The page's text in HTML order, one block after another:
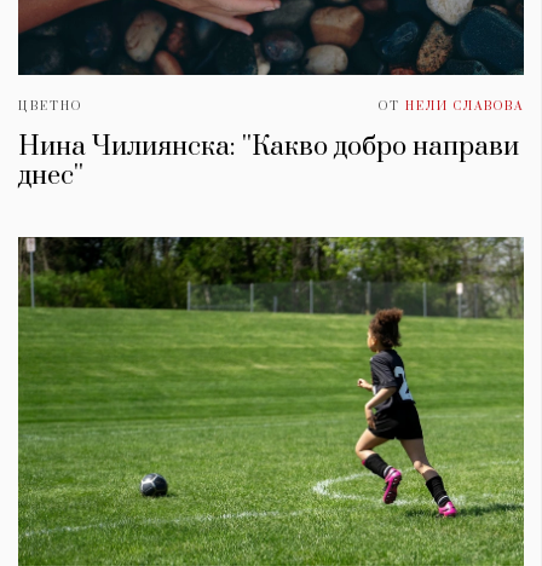
ЦВЕТНО ОТ НЕЛИ СЛАВОВА
Нина Чилиянска: ''Какво добро направи
днес''